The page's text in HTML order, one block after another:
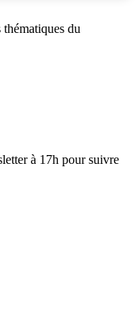
du
à 17h pour suivre